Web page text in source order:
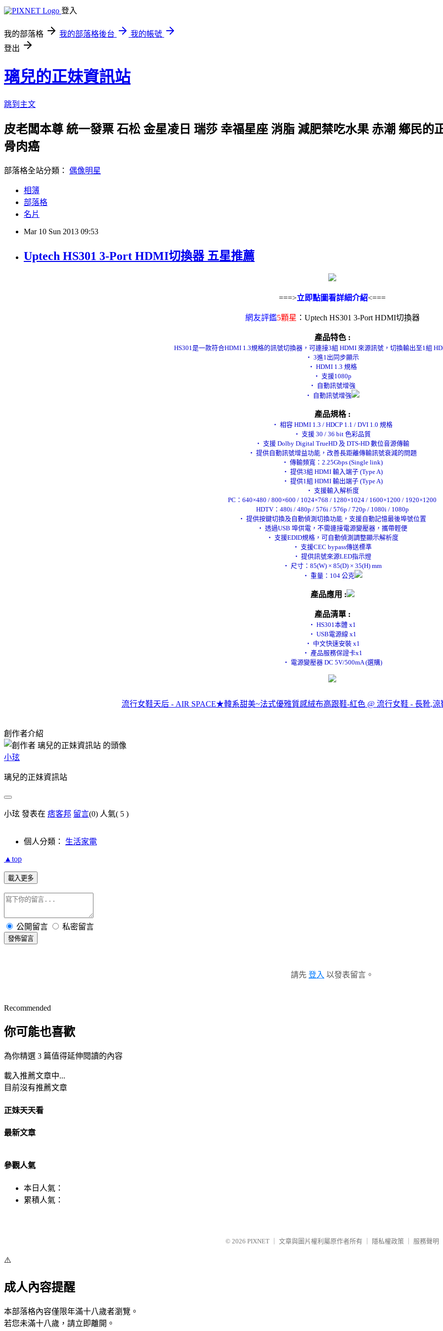
登入
我的部落格 我的部落格後台
我的帳號
登出
璃兒的正妹資訊站
跳到主文
皮老闆本尊 統一發票 石松 金星凌日 瑞莎 幸福星座 消脂 減肥禁吃水果 赤潮 鄉民的
骨肉癌
部落格全站分類： 偶像明星
相簿
部落格
名片
Mar 10 Sun 2013 09:53
Uptech HS301 3-Port HDMI切換器 五星推薦
===>立即點圖看詳細介紹<===
網友評鑑5顆星 ：Uptech HS301 3-Port HDMI切換器
產品特色 :
HS301是一款符合HDMI 1.3規格的訊號切換器，可連接3組 HDMI 來源訊號，切換輸出至1組
‧ 3進1出同步顯示
‧ HDMI 1.3 規格
‧ 支援1080p
‧ 自動訊號增強
‧ 自動訊號增強
產品規格 :
‧ 相容 HDMI 1.3 / HDCP 1.1 / DVI 1.0 規格
‧ 支援 30 / 36 bit 色彩品質
‧ 支援 Dolby Digital TrueHD 及 DTS-HD 數位音源傳輸
‧ 提供自動訊號增益功能，改善長距離傳輸訊號衰減的問題
‧ 傳輸頻寬：2.25Gbps (Single link)
‧ 提供3組 HDMI 輸入端子 (Type A)
‧ 提供1組 HDMI 輸出端子 (Type A)
‧ 支援輸入解析度
PC：640×480 / 800×600 / 1024×768 / 1280×1024 / 1600×1200 / 1920×1200
HDTV：480i / 480p / 576i / 576p / 720p / 1080i / 1080p
‧ 提供按鍵切換及自動偵測切換功能，支援自動記憶最後埠號位置
‧ 透過USB 埠供電，不需連接電源變壓器，攜帶輕便
‧ 支援EDID規格，可自動偵測調整顯示解析度
‧ 支援CEC bypass傳送標準
‧ 提供訊號來源LED指示燈
‧ 尺寸：85(W) × 85(D) × 35(H) mm
‧ 重量：104 公克
產品應用 :
產品清單 :
‧ HS301本體 x1
‧ USB電源線 x1
‧ 中文快速安裝 x1
‧ 產品服務保證卡x1
‧ 電源變壓器 DC 5V/500mA (選購)
流行女鞋天后 - AIR SPACE★韓系甜美~法式優雅質感絨布高跟鞋-紅色 @ 流行女鞋 - 長靴,
創作者介紹
小玹
璃兒的正妹資訊站
小玹 發表在 痞客邦 留言(0) 人氣( 5 )
個人分類： 生活家電
▲top
載入更多
公開留言 私密留言
發佈留言
請先 登入 以發表留言。
Recommended
你可能也喜歡
為你精選 3 篇值得延伸閱讀的內容
載入推薦文章中...
目前沒有推薦文章
正妹天天看
最新文章
參觀人氣
本日人氣：
累積人氣：
© 2026 PIXNET 文章與圖片權利屬原作者所有 隱私權政策 服務聲明
⚠️
成人內容提醒
本部落格內容僅限年滿十八歲者瀏覽。
若您未滿十八歲，請立即離開。